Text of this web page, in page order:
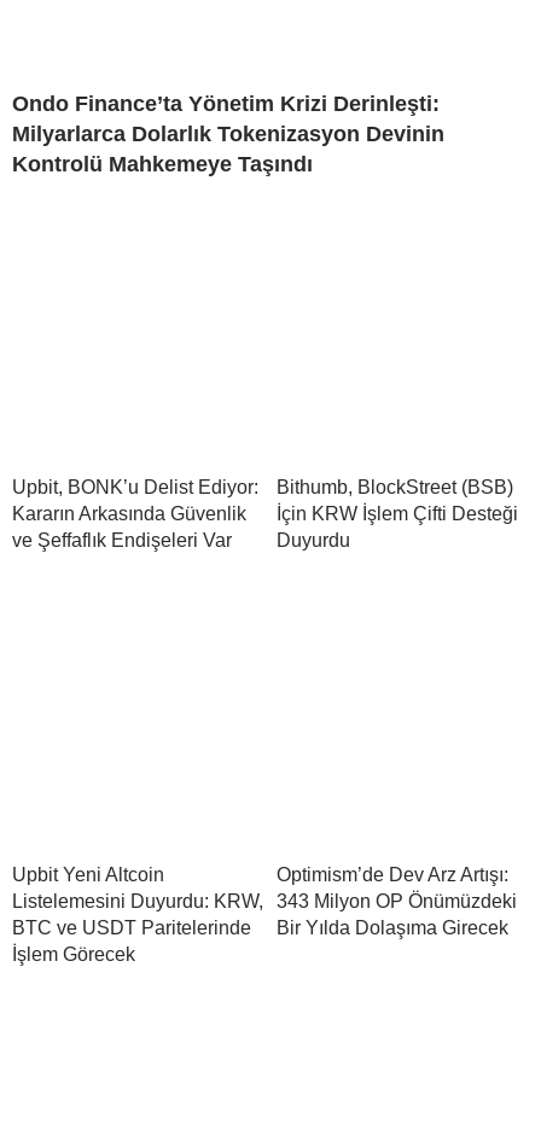
Ondo Finance’ta Yönetim Krizi Derinleşti:
Milyarlarca Dolarlık Tokenizasyon Devinin
Kontrolü Mahkemeye Taşındı
Upbit, BONK’u Delist Ediyor:
Kararın Arkasında Güvenlik
ve Şeffaflık Endişeleri Var
Bithumb, BlockStreet (BSB)
İçin KRW İşlem Çifti Desteği
Duyurdu
Upbit Yeni Altcoin
Listelemesini Duyurdu: KRW,
BTC ve USDT Paritelerinde
İşlem Görecek
Optimism’de Dev Arz Artışı:
343 Milyon OP Önümüzdeki
Bir Yılda Dolaşıma Girecek